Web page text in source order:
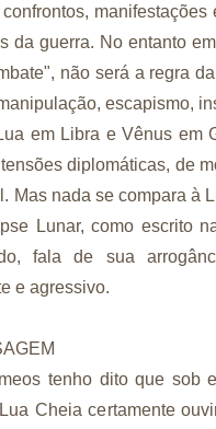
da guerra. No entanto
não será a regra
escapismo,
em Libra e Vênus em
diplomáticas, de
Mas nada se compara à
Lunar, como escrito
fala de sua
e agressivo.
tenho dito que sob
Cheia certamente